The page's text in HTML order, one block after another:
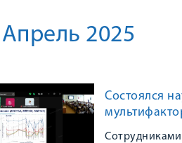
2025
Состоялся